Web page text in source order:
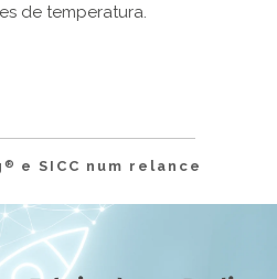
de temperatura.
® e SICC num relance